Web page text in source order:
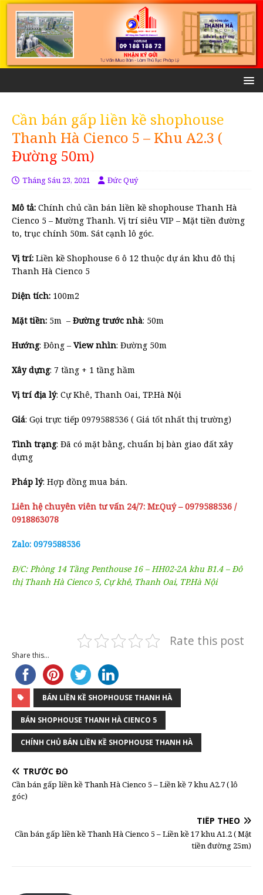
Cần bán gấp liền kề shophouse
Thanh Hà Cienco 5 – Khu A2.3 (
Đường 50m)
Tháng Sáu 23, 2021 Đức Quý
Mô tả: Chính chủ cần bán liền kề shophouse Thanh Hà
Cienco 5 – Mường Thanh. Vị trí siêu VIP – Mặt tiền đường
to, trục chính 50m. Sát cạnh lô góc.
Vị trí: Liền kề Shophouse 6 ô 12 thuộc dự án khu đô thị
Thanh Hà Cienco 5
Diện tích: 100m2
Mặt tiền: 5m – Đường trước nhà: 50m
Hướng: Đông – View nhìn: Đường 50m
Xây dựng: 7 tầng + 1 tầng hầm
Vị trí địa lý: Cự Khê, Thanh Oai, TP.Hà Nội
Giá: Gọi trực tiếp 0979588536 ( Giá tốt nhất thị trường)
Tình trạng: Đã có mặt bằng, chuẩn bị bàn giao đất xây
dựng
Pháp lý: Hợp đồng mua bán.
Liên hệ chuyên viên tư vấn 24/7: Mr.Quý – 0979588536 /
0918863078
Zalo: 0979588536
Đ/C: Phòng 14 Tầng Penthouse 16 – HH02-2A khu B1.4 – Đô
thị Thanh Hà Cienco 5, Cự khê, Thanh Oai, TP.Hà Nội
Rate this post
Share this...
BÁN LIỀN KỀ SHOPHOUSE THANH HÀ
BÁN SHOPHOUSE THANH HÀ CIENCO 5
CHÍNH CHỦ BÁN LIỀN KỀ SHOPHOUSE THANH HÀ
TRƯỚC ĐÓ
Cần bán gấp liền kề Thanh Hà Cienco 5 – Liền kề 7 khu A2.7 ( lô
góc)
TIẾP THEO
Cần bán gấp liền kề Thanh Hà Cienco 5 – Liền kề 17 khu A1.2 ( Mặt
tiền đường 25m)